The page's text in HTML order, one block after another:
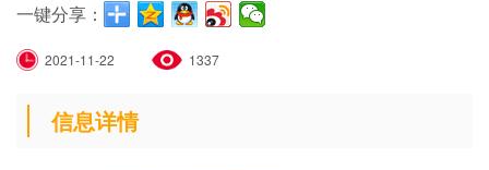
一键分享：
2021-11-22 1337
信息详情